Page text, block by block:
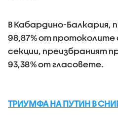
В Кабардино-Балкария,
98,87% от
секции, преизбраният
93,38% от гласовете.
ТРИУМФА НА ПУТИН В